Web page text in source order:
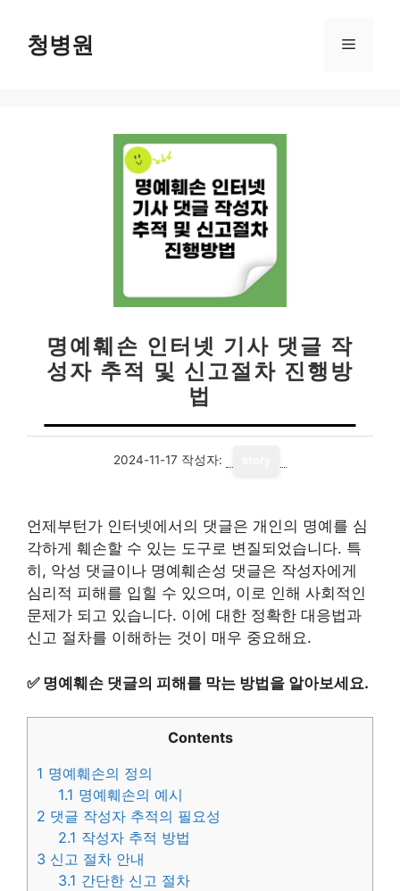
청병원 메
명예훼손 인터넷 기사 댓글 작
성자 추적 및 신고절차 진행방
법
2024-11-17 작성자:
언제부턴가 인터넷에서의 댓글은 개인의 명예를 심
각하게 훼손할 수 있는 도구로 변질되었습니다. 특
히, 악성 댓글이나 명예훼손성 댓글은 작성자에게
심리적 피해를 입힐 수 있으며, 이로 인해 사회적인
문제가 되고 있습니다. 이에 대한 정확한 대응법과
신고 절차를 이해하는 것이 매우 중요해요.
✅ 명예훼손 댓글의 피해를 막는 방법을 알아보세요.
Contents
1 명예훼손의 정의
1.1 명예훼손의 예시
2 댓글 작성자 추적의 필요성
2.1 작성자 추적 방법
3 신고 절차 안내
3.1 간단한 신고 절차